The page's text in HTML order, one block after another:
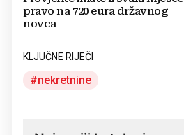
pravo na 720 eura državnog
novca
KLJUČNE RIJEČI
nekretnine